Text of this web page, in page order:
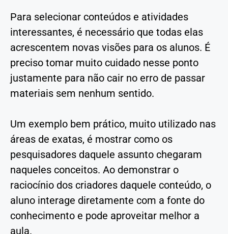
Para selecionar conteúdos e atividades
interessantes, é necessário que todas elas
acrescentem novas visões para os alunos. É
preciso tomar muito cuidado nesse ponto
justamente para não cair no erro de passar
materiais sem nenhum sentido.
Um exemplo bem prático, muito utilizado nas
áreas de exatas, é mostrar como os
pesquisadores daquele assunto chegaram
naqueles conceitos. Ao demonstrar o
raciocínio dos criadores daquele conteúdo, o
aluno interage diretamente com a fonte do
conhecimento e pode aproveitar melhor a
aula.